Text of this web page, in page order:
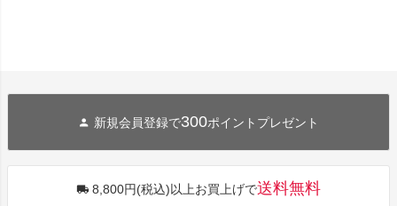
新規会員登録で300ポイントプレゼント
8,800円(税込)以上お買上げで送料無料